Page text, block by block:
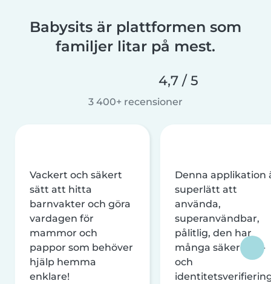
Babysits är plattformen som
familjer litar på mest.
4,7 / 5
3 400+ recensioner
Vackert och säkert
sätt att hitta
barnvakter och göra
vardagen för
mammor och
pappor som behöver
hjälp hemma
enklare!
Denna applikation
superlätt att
använda,
superanvändbar,
pålitlig, den har
många säkerhets-
och